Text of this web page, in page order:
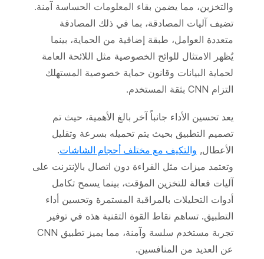
والتخزين، مما يضمن بقاء المعلومات الحساسة آمنة.
تضيف آليات المصادقة، بما في ذلك المصادقة
متعددة العوامل، طبقة إضافية من الحماية، بينما
يُظهر الامتثال للوائح الخصوصية مثل اللائحة العامة
لحماية البيانات وقانون حماية خصوصية المستهلك
التزام CNN بثقة المستخدم.
يعد تحسين الأداء جانباً آخر بالغ الأهمية، حيث تم
تصميم التطبيق بحيث يتم تحميله بسرعة وتقليل
الأعطال, والتكيف مع مختلف أحجام الشاشات.
وتعتمد ميزات مثل القراءة دون اتصال بالإنترنت على
آليات فعالة للتخزين المؤقت، بينما يسمح تكامل
أدوات التحليلات بالمراقبة المستمرة وتحسين أداء
التطبيق. تساهم نقاط القوة التقنية هذه في توفير
تجربة مستخدم سلسة وآمنة، مما يميز تطبيق CNN
عن العديد من المنافسين.